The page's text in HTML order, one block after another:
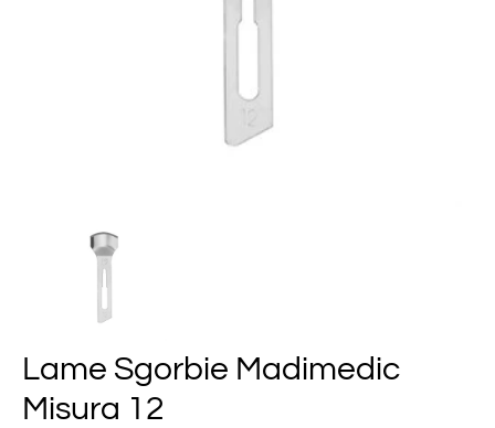
Lame Sgorbie Madimedic
Misura 12